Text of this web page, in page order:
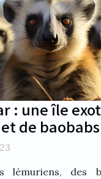
: une île
de baobabs
lémuriens, des